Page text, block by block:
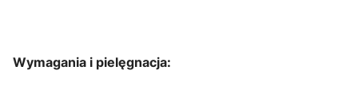
Wymagania i pielęgnacja: